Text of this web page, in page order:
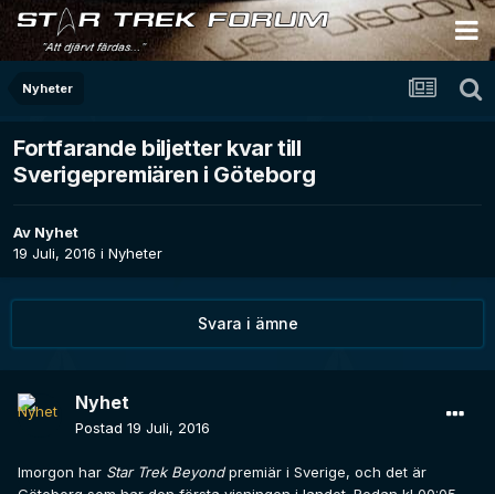
Nyheter
Fortfarande biljetter kvar till
Sverigepremiären i Göteborg
Av Nyhet
19 Juli, 2016 i Nyheter
Svara i ämne
Nyhet
Postad 19 Juli, 2016
Imorgon har Star Trek Beyondpremiär i Sverige, och det är